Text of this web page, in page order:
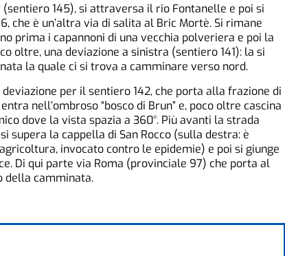
145), si attraversa il rio Fontanelle e poi si
che è un’altra via di salita al Bric Mortè. Si rimane
prima i capannoni di una vecchia polveriera e poi la
oltre, una deviazione a sinistra (sentiero 141): la si
la quale ci si trova a camminare verso nord.
per il sentiero 142, che porta alla frazione di
nell’ombroso “bosco di Brun” e, poco oltre cascina
dove la vista spazia a 360°. Più avanti la strada
supera la cappella di San Rocco (sulla destra: è
invocato contro le epidemie) e poi si giunge
Di qui parte via Roma (provinciale 97) che porta al
della camminata.